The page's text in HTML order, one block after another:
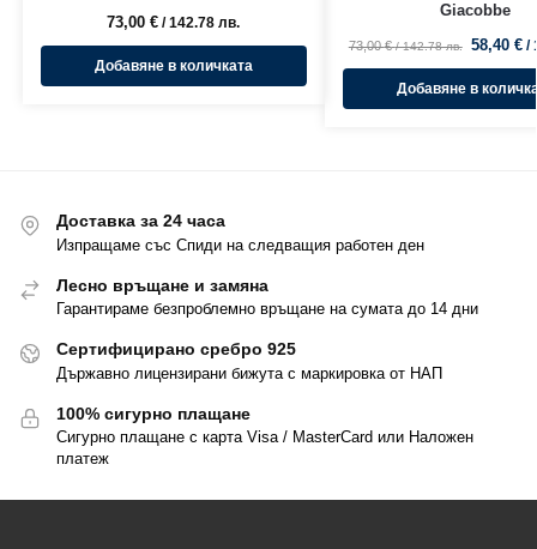
73,00€ / 142.78 лв.
Добавяне в количката
Giacobbe
73,00€ / 142.78 лв. 58,40 € /
Добавяне в
Доставка за 24 часа
Изпращаме със Спиди на следващия работен ден
Лесно връщане и замяна
Гарантираме безпроблемно връщане на сумата до 14 дни
Сертифицирано сребро 925
Държавно лицензирани бижута с маркировка от НАП
100% сигурно плащане
Сигурно плащане с карта Visa / MasterCard или Наложен
платеж